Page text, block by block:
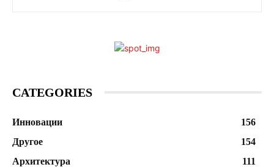
CATEGORIES
Инновации
156
Другое
154
Архитектура
111